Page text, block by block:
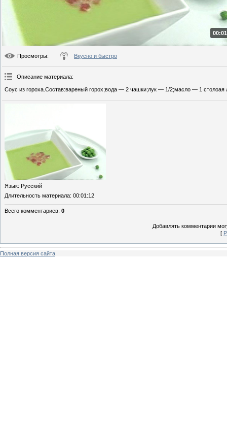
Просмотры: Вкусно и быстро
Описание материала:
Соус из гороха.Состав:вареный горох;вода — 2 чашки;лук — 1/2;масло — 1 столоая
Язык: Русский
Длительность материала: 00:01:12
Всего комментариев: 0
Добавлять комментарии
[
Полная версия сайта